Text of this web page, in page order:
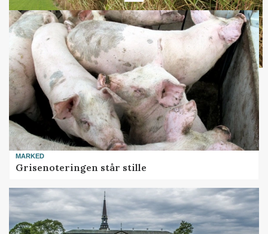
MARKED
Grisenoteringen står stille